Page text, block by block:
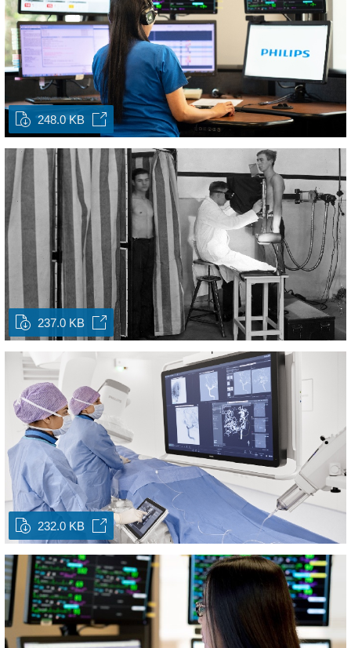
248.0 KB
237.0 KB
232.0 KB